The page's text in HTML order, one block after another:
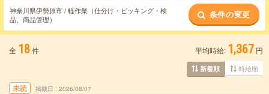
軽作業（仕分け・ピッキング・検品、商
品管理）のお仕事とは？とは？
神奈川県伊勢原市 / 軽作業（仕分け・ピッキング・検
品、商品管理）
条件の変更
全 18件 平均時給: 1,367 円
新着順 時給順
未読 掲載日 2026/08/07